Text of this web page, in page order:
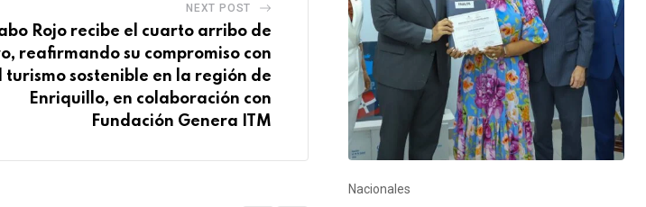
NEXT POST
Rojo recibe el cuarto arribo de
reafirmando su compromiso con
turismo sostenible en la región de
Enriquillo, en colaboración con
Fundación Genera ITM
Nacionales